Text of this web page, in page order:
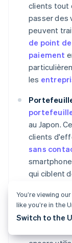
clients tout
passer des
peuvent
de point
paiement
les
au Japon.
clients
sans
qui ciblent
de ce
Traites
You’re viewing
like you’re in the
Switch to the